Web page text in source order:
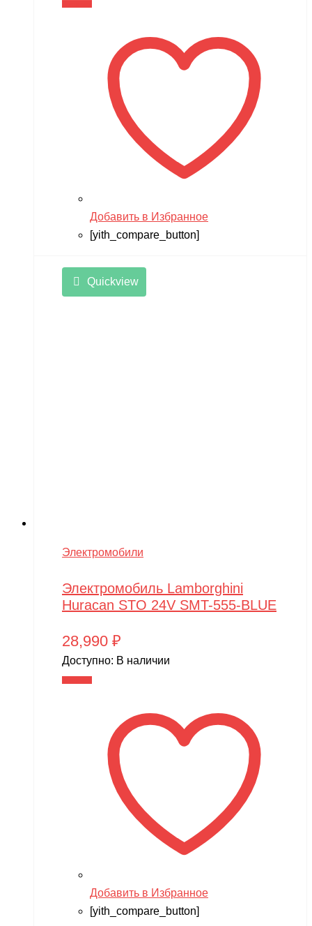
Добавить в Избранное
[yith_compare_button]
Quickview
Электромобили
Электромобиль Lamborghini
Huracan STO 24V SMT-555-BLUE
28,990 ₽
Доступно: В наличии
Добавить в Избранное
[yith_compare_button]